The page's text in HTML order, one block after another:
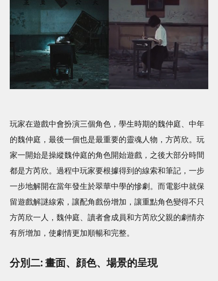
玩家在遊戲中會扮演三個角色，學生時期的魏仲庭、中年
的魏仲庭，最後一個也是最重要的靈魂人物，方芮欣。玩
家一開始是操縱魏仲庭的角色開始遊戲，之後大部分時間
都是方芮欣。過程中玩家要根據得到的線索和筆記，一步
一步地解開在當年發生於翠華中學的慘劇。而電影中就保
留遊戲解謎線索，讓配角戲份增加，讓重點角色變得不只
方芮欣一人，魏仲庭、讀者會成員和方芮欣父親的劇情亦
有所增加，使劇情更加順暢和完整。
分別二: 畫面、顔色、場景的呈現